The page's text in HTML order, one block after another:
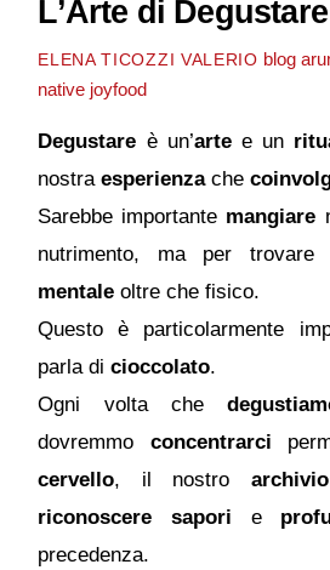
L’Arte di Degustare
ELENA TICOZZI VALERIO blog
native joyfood
Degustare è un’artee un
nostraesperienzache
Sarebbe importante mangiare
nutrimento, ma per trovare
mentale oltre che fisico.
Questo è particolarmente
parla dicioccolato.
Ogni volta che
dovremmo concentrarci
cervello, il nostro
riconoscere
sapori e
precedenza.